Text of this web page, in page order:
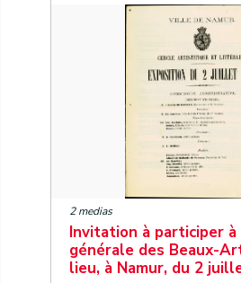
2 medias
Invitation à participer
générale des Beaux-
lieu, à Namur, du 2